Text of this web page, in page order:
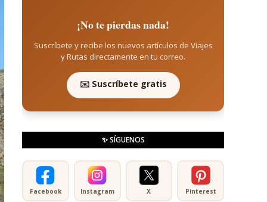
¡No te pierdas nada!
Suscríbete y recibe los nuevos artículos de Viajes
y Rutas directamente en tu correo.
✉️ Suscríbete gratis
✨ SÍGUENOS
Facebook Instagram X Pinterest